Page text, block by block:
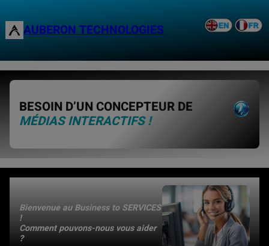
to
contentAUBERON TECHNOLOGIES
BESOIN D’UN CONCEPTEUR DE
MÉDIAS INTERACTIFS !
Bienvenue au Business to SERVICES
!
Comment pouvons-nous vous aider
?